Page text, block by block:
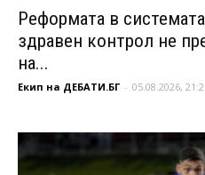
Реформата в
здравен контрол не
на...
Екип на ДЕБАТИ.БГ - 05.08.2026,